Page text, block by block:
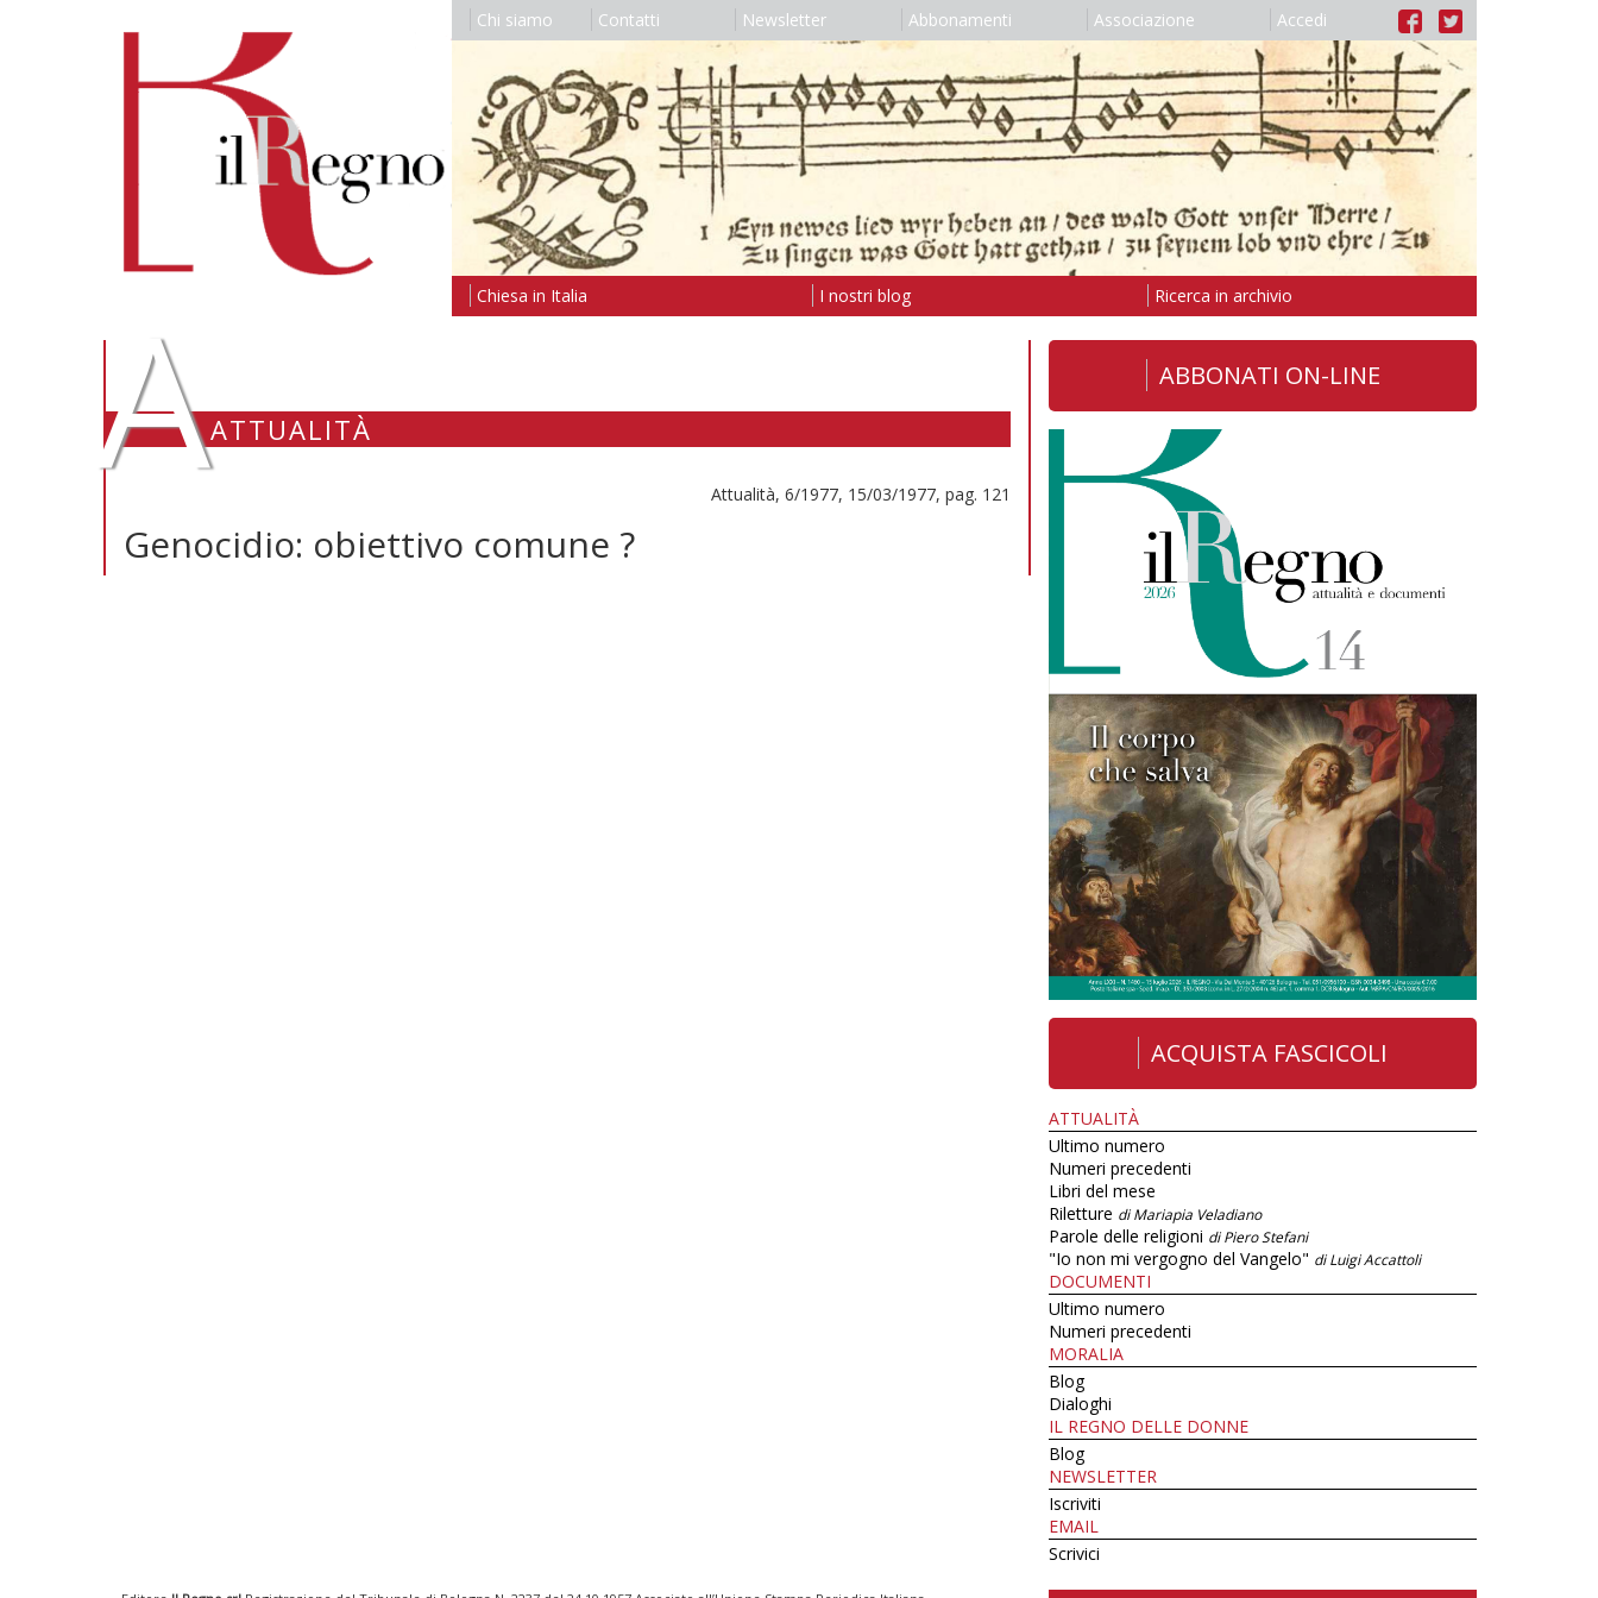
Chi siamo Contatti Newsletter Abbonamenti Associazione Accedi
Chiesa in Italia I nostri blog Ricerca in archivio
AATTUALITÀ
Attualità, 6/1977, 15/03/1977, pag. 121
Genocidio: obiettivo comune ?
ABBONATI ON-LINE
ACQUISTA FASCICOLI
ATTUALITÀ
Ultimo numero
Numeri precedenti
Libri del mese
Riletture di Mariapia Veladiano
Parole delle religioni di Piero Stefani
"Io non mi vergogno del Vangelo" di Luigi Accattoli
DOCUMENTI
Ultimo numero
Numeri precedenti
MORALIA
Blog
Dialoghi
IL REGNO DELLE DONNE
Blog
NEWSLETTER
Iscriviti
EMAIL
Scrivici